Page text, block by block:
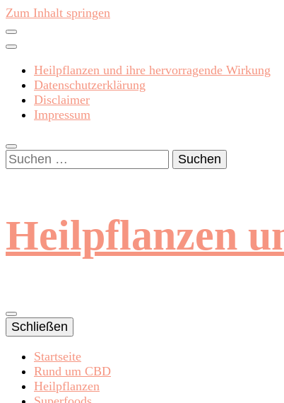
Zum Inhalt springen
Heilpflanzen und ihre hervorragende Wirkung
Datenschutzerklärung
Disclaimer
Impressum
Suchen
nach:
Heilpflanzen
Schließen
Startseite
Rund um CBD
Heilpflanzen